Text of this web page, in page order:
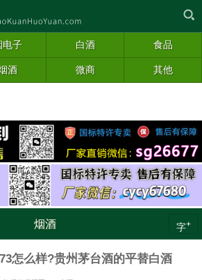
电子 白酒 食品
酒 微商 其他
烟酒 字+
怎么样?贵州茅台酒的平替白酒